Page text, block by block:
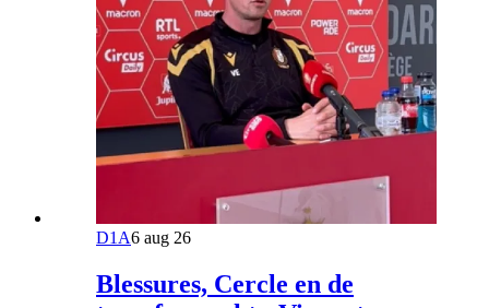
D1A6 aug 26
Blessures, Cercle en de